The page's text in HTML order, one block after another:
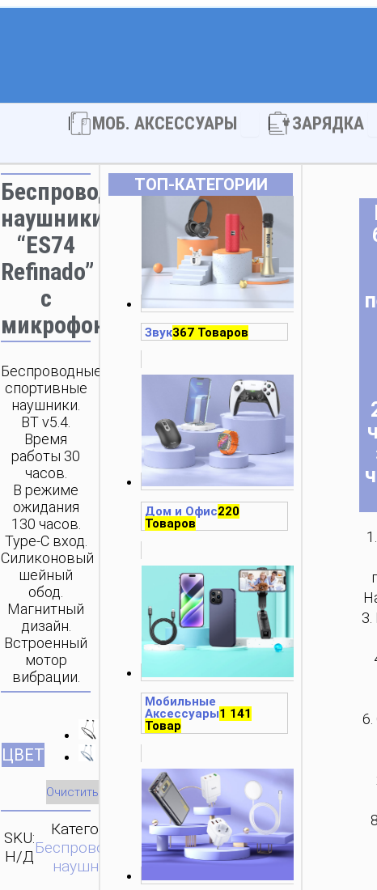
МОБ. АКСЕССУАРЫ Open МОБ.ЗАРЯДКА
Беспроводные
наушники
“ES74
Refinado”
с
микрофоном
Беспроводные
спортивные
наушники.
BT v5.4.
Время
работы 30
часов.
В режиме
ожидания
130 часов.
Type-C вход.
Силиконовый
шейный
обод.
Магнитный
дизайн.
Встроенный
мотор
вибрации.
ЦВЕТ
Очистить
SKU:
Н/Д
Категория:
Беспроводные
наушники
ОТПРАВИТЬ
ЗАПРОС
ТОП‑КАТЕГОРИИ
Звук367 Товаров
Дом и Офис220
Товаров
Мобильные
Аксессуары1 141
Товар
3.